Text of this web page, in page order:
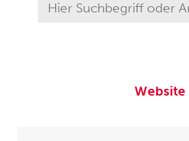
Website